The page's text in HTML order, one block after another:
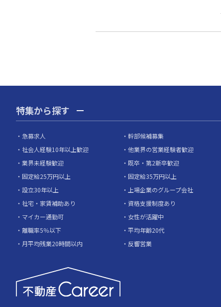
特集から探す
急募求人 幹部候補募集
社会人経験10年以上歓迎
他業界の営業経験者歓迎
業界未経験歓迎
既卒・第2新卒歓迎
固定給25万円以上
固定給35万円以上
設立30年以上
上場企業のグループ会社
社宅・家賃補助あり
資格支援制度あり
マイカー通勤可
女性が活躍中
離職率5％以下
平均年齢20代
月平均残業20時間以内
反響営業